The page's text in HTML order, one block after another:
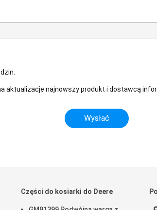
aktualizacje najnowszy produkt i dostawcą
Części do kosiarki do Deere